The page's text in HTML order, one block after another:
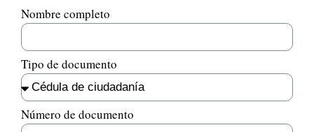
Nombre completo
Tipo de documento
Número de documento